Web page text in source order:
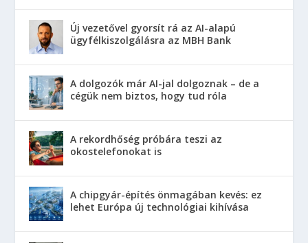
Új vezetővel gyorsít rá az AI-alapú
ügyfélkiszolgálásra az MBH Bank
A dolgozók már AI-jal dolgoznak – de a
cégük nem biztos, hogy tud róla
A rekordhőség próbára teszi az
okostelefonokat is
A chipgyár-építés önmagában kevés: ez
lehet Európa új technológiai kihívása